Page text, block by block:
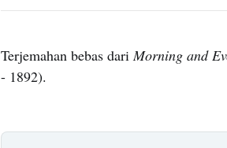
Terjemahan bebas dariMorning and
- 1892).